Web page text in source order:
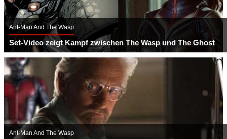
Ant-Man And The Wasp
Set-Video zeigt Kampf zwischen The Wasp und The Ghost
Ant-Man And The Wasp